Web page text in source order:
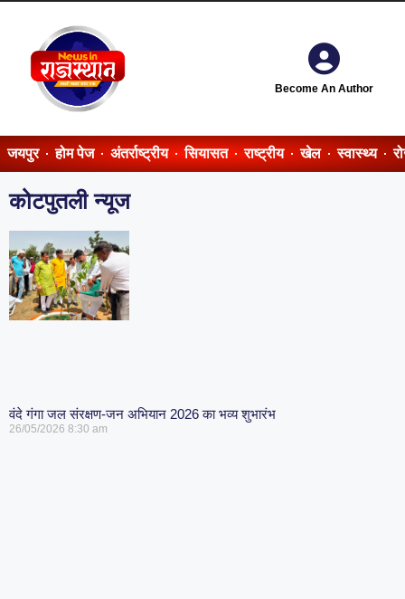
Become An Author
जयपुर होम पेज अंतर्राष्ट्रीय सियासत राष्ट्रीय खेल स्वास्थ्य
कोटपुतली न्यूज
वंदे गंगा जल संरक्षण-जन अभियान 2026 का भव्य शुभारंभ
26/05/2026 8:30 am